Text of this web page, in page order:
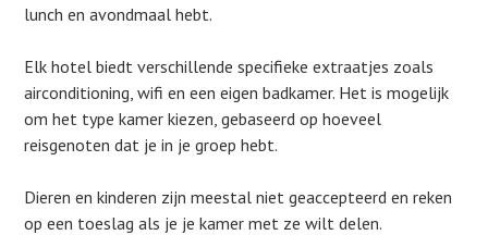
lunch en avondmaal hebt.
Elk hotel biedt verschillende specifieke extraatjes zoals
airconditioning, wifi en een eigen badkamer. Het is mogelijk
om het type kamer kiezen, gebaseerd op hoeveel
reisgenoten dat je in je groep hebt.
Dieren en kinderen zijn meestal niet geaccepteerd en reken
op een toeslag als je je kamer met ze wilt delen.